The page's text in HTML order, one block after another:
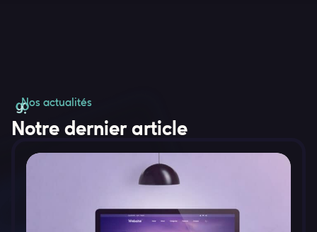
Nos actualités
Notre dernier article